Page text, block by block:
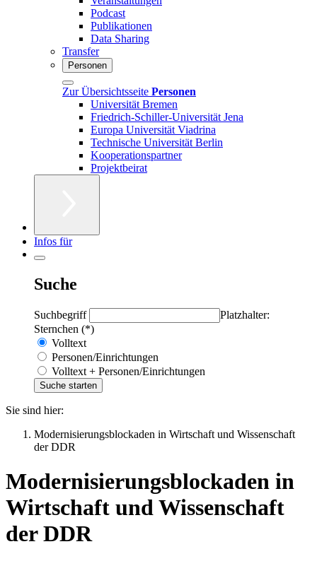
Podcast
Publikationen
Data Sharing
Transfer
Personen
Zur Übersichtsseite Personen
Universität Bremen
Friedrich-Schiller-Universität Jena
Europa Universität Viadrina
Technische Universität Berlin
Kooperationspartner
Projektbeirat
Infos für
Suche
Suchbegriff
Platzhalter:
Sternchen (*)
Volltext
Personen/Einrichtungen
Volltext + Personen/Einrichtungen
Sie sind hier:
Modernisierungsblockaden in Wirtschaft und Wissenschaft
der DDR
Modernisierungsblockaden in
Wirtschaft und Wissenschaft
der DDR